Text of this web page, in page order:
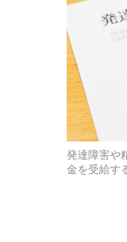
発達障害や
金を受給す